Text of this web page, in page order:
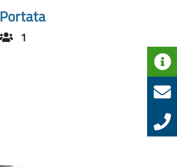
Portata
1